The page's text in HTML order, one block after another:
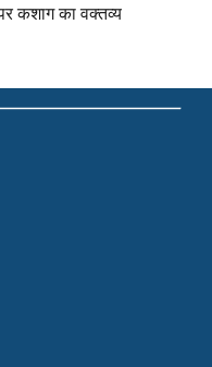
कशाग का वक्तव्य